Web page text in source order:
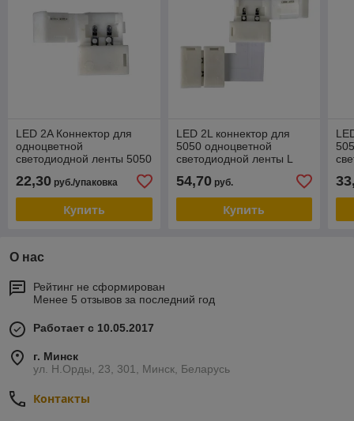
LED 2A Коннектор для
одноцветной
светодиодной ленты 5050
22,30 руб./упаковка
Купить
LED 2L коннектор для
5050 одноцветной
светодиодной ленты L
54,70руб.
Купить
О нас
Рейтинг не сформирован
Менее 5 отзывов за последний год
Работает с 10.05.2017
г. Минск
ул. Н.Орды, 23, 301, Минск, Беларусь
Контакты